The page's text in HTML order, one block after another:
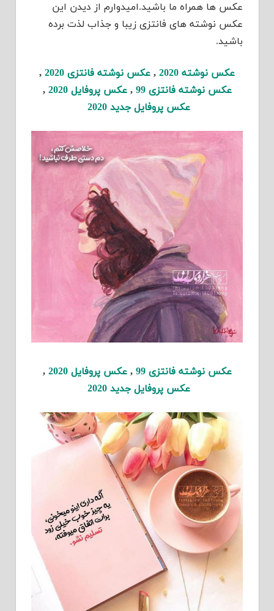
عکس ها همراه ما باشید.امیدوارم از دیدن این
عکس نوشته های فانتزی زیبا و جذاب لذت برده
باشید.
عکس نوشته 2020 , عکس نوشته فانتزی 2020
,
عکس نوشته فانتزی 99
,عکس پروفایل 2020
,
عکس پروفایل جدید 2020
عکس نوشته فانتزی 99 ,عکس پروفایل 2020
,
عکس پروفایل جدید 2020